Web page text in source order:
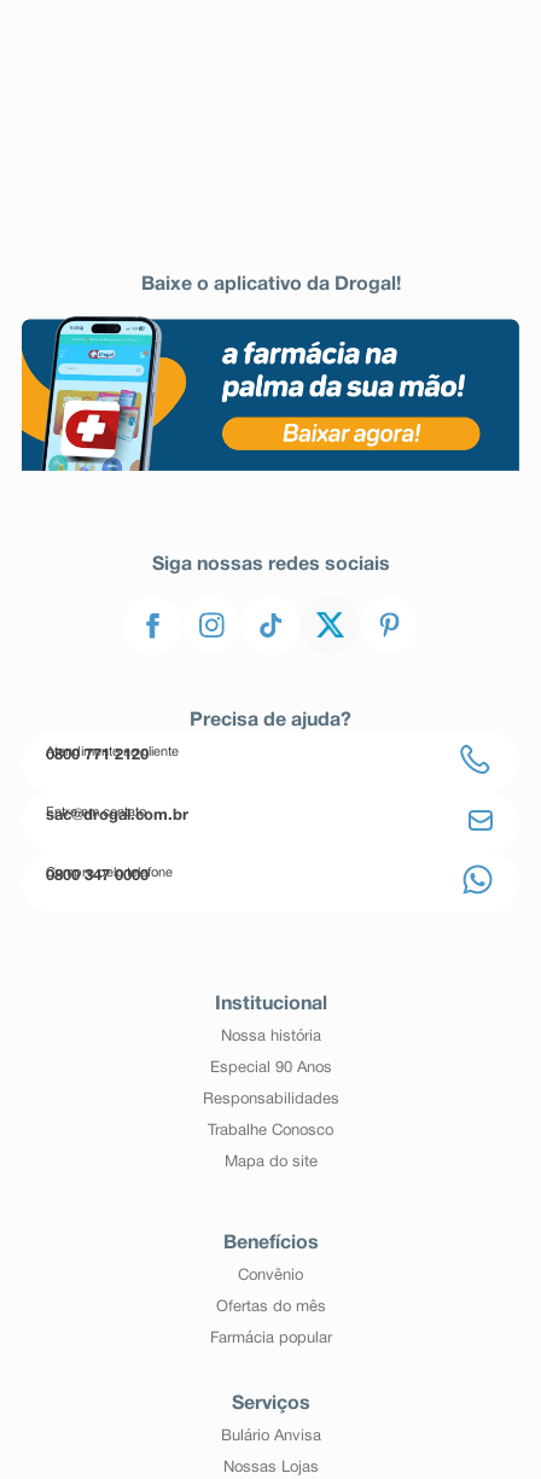
Baixe o aplicativo da Drogal!
Siga nossas redes sociais
Precisa de ajuda?
Atendimento ao cliente
0800 771 2120
Entre em contato
sac@drogal.com.br
Compre pelo telefone
0800 347 0000
Institucional
Nossa história
Especial 90 Anos
Responsabilidades
Trabalhe Conosco
Mapa do site
Benefícios
Convênio
Ofertas do mês
Farmácia popular
Serviços
Bulário Anvisa
Nossas Lojas